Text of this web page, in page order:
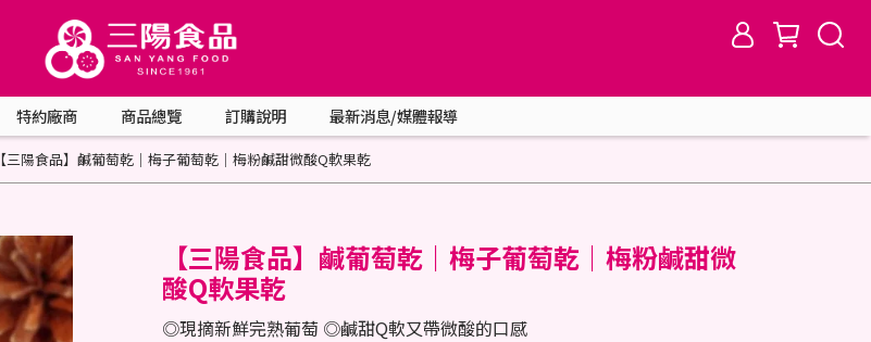
特約廠商 商品總覽 訂購說明 最新消息/媒體報導
【三陽食品】鹹葡萄乾｜梅子葡萄乾｜梅粉鹹甜微酸Q軟果乾
【三陽食品】鹹葡萄乾｜梅子葡萄乾｜梅粉鹹甜微
酸Q軟果乾
◎現摘新鮮完熟葡萄 ◎鹹甜Q軟又帶微酸的口感